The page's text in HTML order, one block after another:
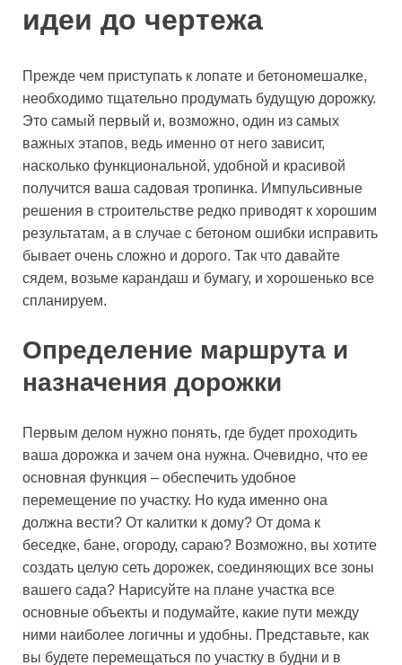
идеи до чертежа
Прежде чем приступать к лопате и бетономешалке,
необходимо тщательно продумать будущую дорожку.
Это самый первый и, возможно, один из самых
важных этапов, ведь именно от него зависит,
насколько функциональной, удобной и красивой
получится ваша садовая тропинка. Импульсивные
решения в строительстве редко приводят к хорошим
результатам, а в случае с бетоном ошибки исправить
бывает очень сложно и дорого. Так что давайте
сядем, возьме карандаш и бумагу, и хорошенько все
спланируем.
Определение маршрута и
назначения дорожки
Первым делом нужно понять, где будет проходить
ваша дорожка и зачем она нужна. Очевидно, что ее
основная функция – обеспечить удобное
перемещение по участку. Но куда именно она
должна вести? От калитки к дому? От дома к
беседке, бане, огороду, сараю? Возможно, вы хотите
создать целую сеть дорожек, соединяющих все зоны
вашего сада? Нарисуйте на плане участка все
основные объекты и подумайте, какие пути между
ними наиболее логичны и удобны. Представьте, как
вы будете перемещаться по участку в будни и в